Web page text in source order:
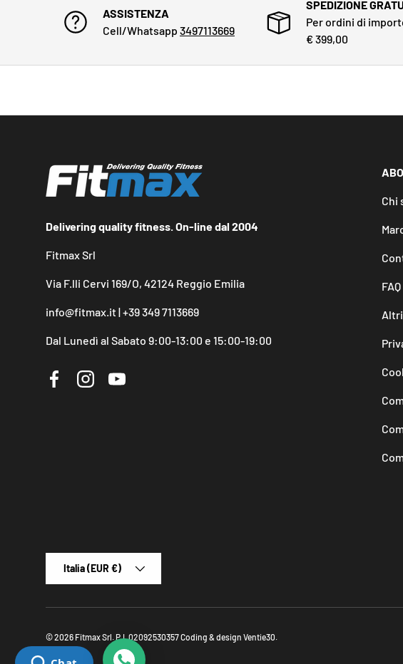
ASSISTENZA
Cell/Whatsapp 3497113669
SPEDIZIONE
Per ordini di
€ 399,00
Delivering quality fitness. On-line dal 2004
Fitmax Srl
Via F.lli Cervi 169/O, 42124 Reggio Emilia
info@fitmax.it | +39 349 7113669
Dal Lunedì al Sabato 9:00-13:00 e 15:00-19:00
FacebookInstagramYouTube
Chi
FAQ
Italia (EUR €)
© 2026 Fitmax Srl. P.I. 02092530357Coding & design Ventie30.